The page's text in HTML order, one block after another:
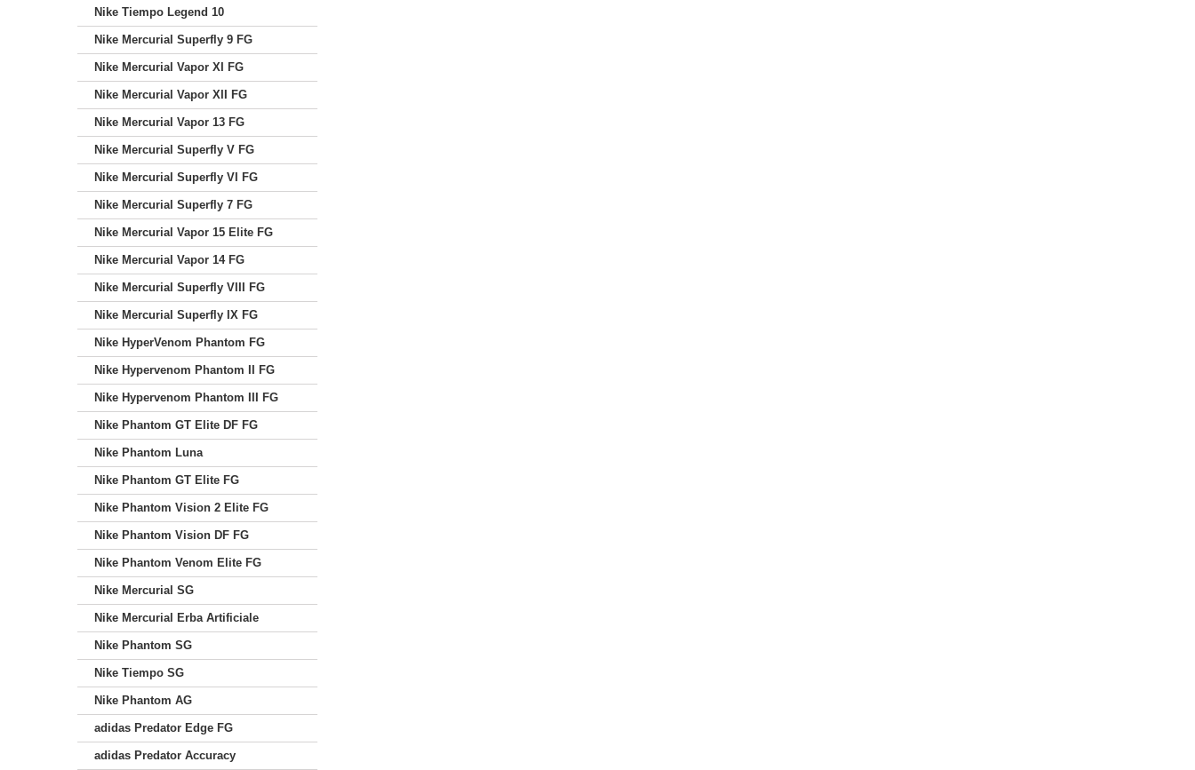
Nike Tiempo Legend 10
Nike Mercurial Superfly 9 FG
Nike Mercurial Vapor XI FG
Nike Mercurial Vapor XII FG
Nike Mercurial Vapor 13 FG
Nike Mercurial Superfly V FG
Nike Mercurial Superfly VI FG
Nike Mercurial Superfly 7 FG
Nike Mercurial Vapor 15 Elite FG
Nike Mercurial Vapor 14 FG
Nike Mercurial Superfly VIII FG
Nike Mercurial Superfly IX FG
Nike HyperVenom Phantom FG
Nike Hypervenom Phantom II FG
Nike Hypervenom Phantom III FG
Nike Phantom GT Elite DF FG
Nike Phantom Luna
Nike Phantom GT Elite FG
Nike Phantom Vision 2 Elite FG
Nike Phantom Vision DF FG
Nike Phantom Venom Elite FG
Nike Mercurial SG
Nike Mercurial Erba Artificiale
Nike Phantom SG
Nike Tiempo SG
Nike Phantom AG
adidas Predator Edge FG
adidas Predator Accuracy